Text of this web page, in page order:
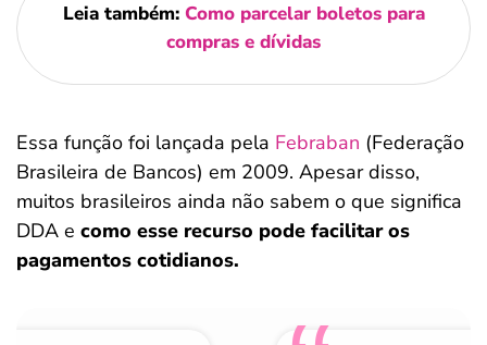
Leia também: Como parcelar boletos para
compras e dívidas
Essa função foi lançada pela Febraban (Federação
Brasileira de Bancos) em 2009. Apesar disso,
muitos brasileiros ainda não sabem o que significa
DDA e como esse recurso pode facilitar os
pagamentos cotidianos.